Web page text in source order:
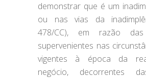
demonstrar que é um
ou nas vias da
478/CC), em razão das
supervenientes nas
vigentes à época da
negócio, decorrentes